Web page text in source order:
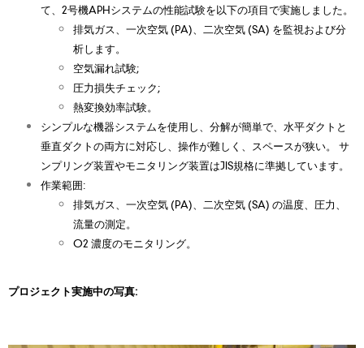
て、2号機APHシステムの性能試験を以下の項目で実施しました。
排気ガス、一次空気 (PA)、二次空気 (SA) を監視および分
析します。
空気漏れ試験;
圧力損失チェック;
熱変換効率試験。
シンプルな機器システムを使用し、分解が簡単で、水平ダクトと
垂直ダクトの両方に対応し、操作が難しく、スペースが狭い。 サ
ンプリング装置やモニタリング装置はJIS規格に準拠しています。
作業範囲:
排気ガス、一次空気 (PA)、二次空気 (SA) の温度、圧力、
流量の測定。
O2 濃度のモニタリング。
プロジェクト実施中の写真: